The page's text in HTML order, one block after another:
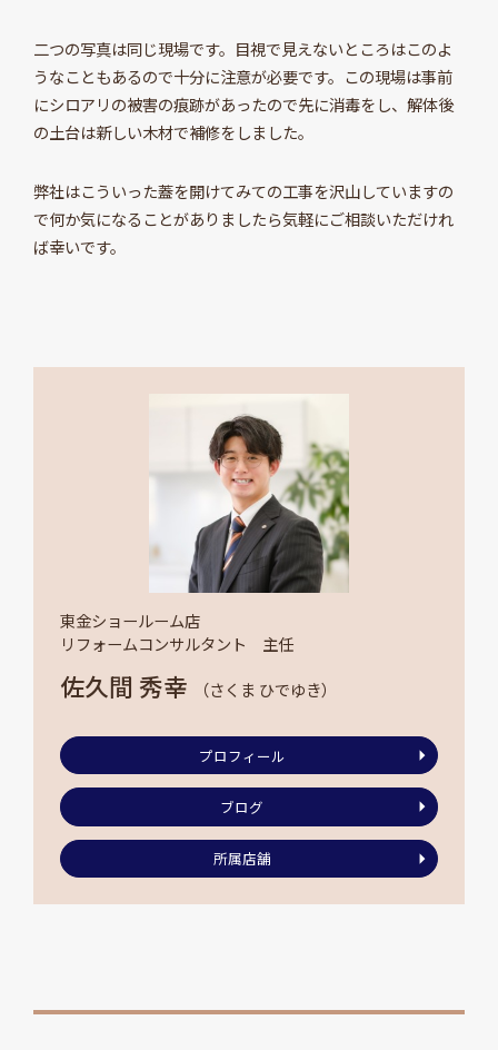
二つの写真は同じ現場です。目視で見えないところはこのよ
うなこともあるので十分に注意が必要です。この現場は事前
にシロアリの被害の痕跡があったので先に消毒をし、解体後
の土台は新しい木材で補修をしました。
弊社はこういった蓋を開けてみての工事を沢山していますの
で何か気になることがありましたら気軽にご相談いただけれ
ば幸いです。
東金ショールーム店
リフォームコンサルタント 主任
佐久間 秀幸 （さくま ひでゆき）
プロフィール
ブログ
所属店舗